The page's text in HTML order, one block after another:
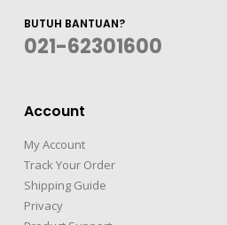
BUTUH BANTUAN?
021-62301600
Account
My Account
Track Your Order
Shipping Guide
Privacy